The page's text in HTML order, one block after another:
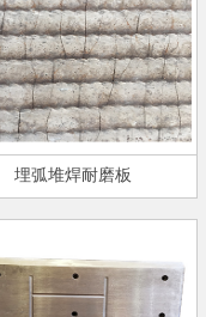
埋弧堆焊耐磨板